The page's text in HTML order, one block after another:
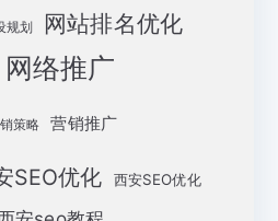
规划 网站排名优化
网络推广
策略 营销推广
SEO优化 西安SEO优化